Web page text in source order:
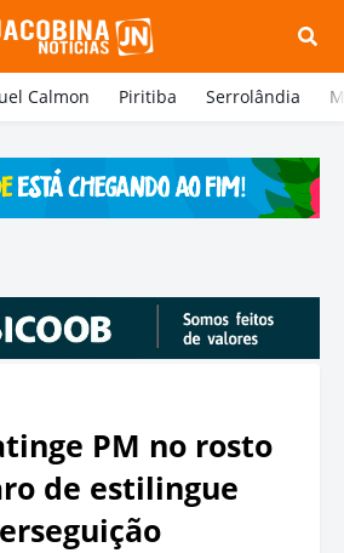
Calmon Piritiba Serrolândia
PM no rosto
de estilingue